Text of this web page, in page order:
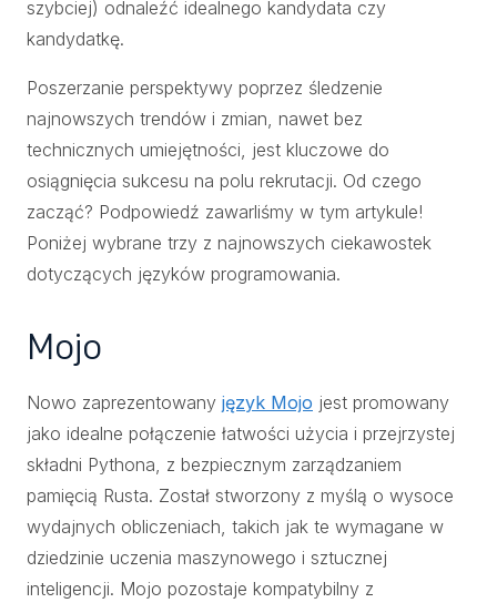
szybciej) odnaleźć idealnego kandydata czy
kandydatkę.
Poszerzanie perspektywy poprzez śledzenie
najnowszych trendów i zmian, nawet bez
technicznych umiejętności, jest kluczowe do
osiągnięcia sukcesu na polu rekrutacji. Od czego
zacząć? Podpowiedź zawarliśmy w tym artykule!
Poniżej wybrane trzy z najnowszych ciekawostek
dotyczących języków programowania.
Mojo
Nowo zaprezentowany język Mojo jest promowany
jako idealne połączenie łatwości użycia i przejrzystej
składni Pythona, z bezpiecznym zarządzaniem
pamięcią Rusta. Został stworzony z myślą o wysoce
wydajnych obliczeniach, takich jak te wymagane w
dziedzinie uczenia maszynowego i sztucznej
inteligencji. Mojo pozostaje kompatybilny z